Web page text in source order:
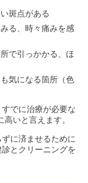
斑点がある
る、時々痛みを感
で引っかかる、ほ
気になる箇所（色
でに治療が必要な
いと言えます。
に済ませるために
とクリーニングを